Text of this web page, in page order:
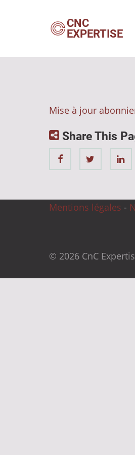
CNC
EXPERTISE
Mise à jour
Share This
Mentions légales -
© 2026 CnC